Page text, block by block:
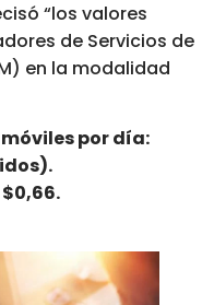
“los valores
de Servicios de
en la modalidad
móviles por día: